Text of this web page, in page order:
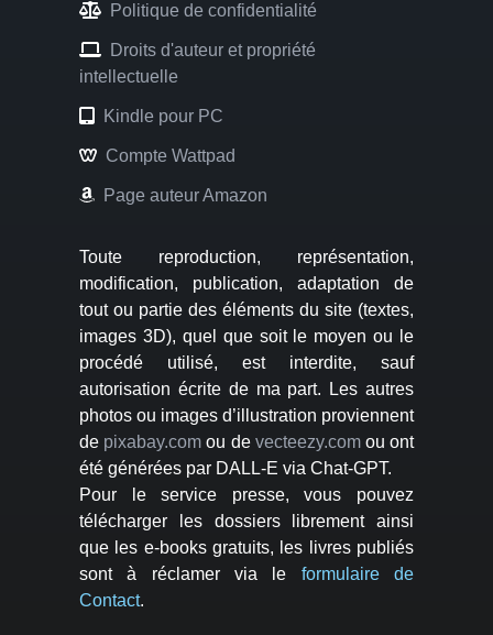
Politique de confidentialité
Droits d'auteur et propriété
intellectuelle
Kindle pour PC
Compte Wattpad
Page auteur Amazon
Toute reproduction, représentation,
modification, publication, adaptation de
tout ou partie des éléments du site (textes,
images 3D), quel que soit le moyen ou le
procédé utilisé, est interdite, sauf
autorisation écrite de ma part. Les autres
photos ou images d’illustration proviennent
de pixabay.com ou de vecteezy.comou ont
été générées par DALL-E via Chat-GPT.
Pour le service presse, vous pouvez
télécharger les dossiers librement ainsi
que les e-books gratuits, les livres publiés
sont à réclamer via le formulaire de
Contact.